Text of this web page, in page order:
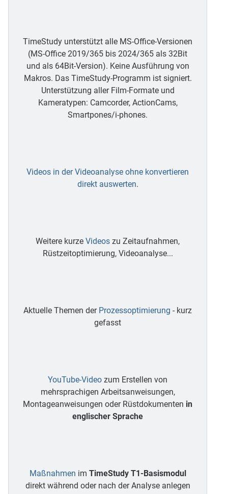
TimeStudy unterstützt alle MS-Office-Versionen
(MS-Office 2019/365 bis 2024/365 als 32Bit
und als 64Bit-Version). Keine Ausführung von
Makros. Das TimeStudy-Programm ist signiert.
Unterstützung aller Film-Formate und
Kameratypen: Camcorder, ActionCams,
Smartpones/i-phones.
Videos in der Videoanalyse ohne konvertieren
direkt auswerten.
Weitere kurze Videos zu Zeitaufnahmen,
Rüstzeitoptimierung, Videoanalyse...
Aktuelle Themen der Prozessoptimierung - kurz
gefasst
YouTube-Video zum Erstellen von
mehrsprachigen Arbeitsanweisungen,
Montageanweisungen oder Rüstdokumenten in
englischer Sprache
Maßnahmen im TimeStudy T1-Basismodul
direkt während oder nach der Analyse anlegen